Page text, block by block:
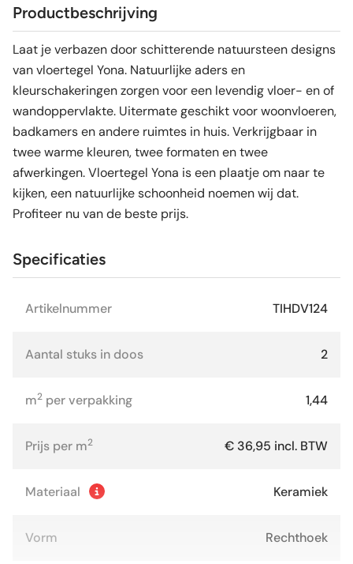
Productbeschrijving
Laat je verbazen door schitterende natuursteen designs
van vloertegel Yona. Natuurlijke aders en
kleurschakeringen zorgen voor een levendig vloer- en of
wandoppervlakte. Uitermate geschikt voor woonvloeren,
badkamers en andere ruimtes in huis. Verkrijgbaar in
twee warme kleuren, twee formaten en twee
afwerkingen. Vloertegel Yona is een plaatje om naar te
kijken, een natuurlijke schoonheid noemen wij dat.
Profiteer nu van de beste prijs.
Specificaties
Artikelnummer TIHDV124
Aantal stuks in doos 2
m2 per verpakking 1,44
Prijs per m2 € 36,95 incl. BTW
Materiaal Keramiek
Vorm Rechthoek